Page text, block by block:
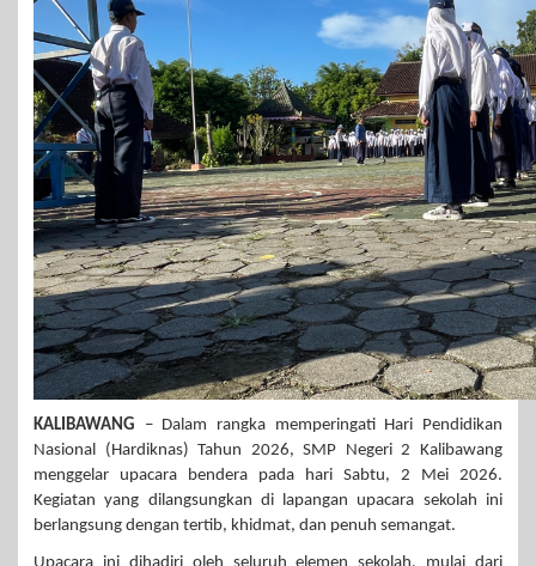
KALIBAWANG – Dalam rangka memperingati Hari Pendidikan
Nasional (Hardiknas) Tahun 2026, SMP Negeri 2 Kalibawang
menggelar upacara bendera pada hari Sabtu, 2 Mei 2026.
Kegiatan yang dilangsungkan di lapangan upacara sekolah ini
berlangsung dengan tertib, khidmat, dan penuh semangat.